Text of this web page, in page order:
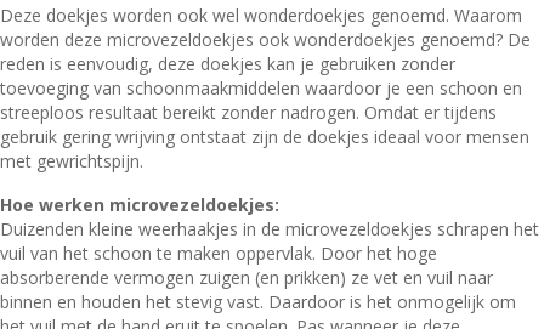
Deze doekjes worden ook wel wonderdoekjes genoemd. Waarom
worden deze microvezeldoekjes ook wonderdoekjes genoemd? De
reden is eenvoudig, deze doekjes kan je gebruiken zonder
toevoeging van schoonmaakmiddelen waardoor je een schoon en
streeploos resultaat bereikt zonder nadrogen. Omdat er tijdens
gebruik gering wrijving ontstaat zijn de doekjes ideaal voor mensen
met gewrichtspijn.
Hoe werken microvezeldoekjes:
Duizenden kleine weerhaakjes in de microvezeldoekjes schrapen het
vuil van het schoon te maken oppervlak. Door het hoge
absorberende vermogen zuigen (en prikken) ze vet en vuil naar
binnen en houden het stevig vast. Daardoor is het onmogelijk om
het vuil met de hand eruit te spoelen. Pas wanneer je deze